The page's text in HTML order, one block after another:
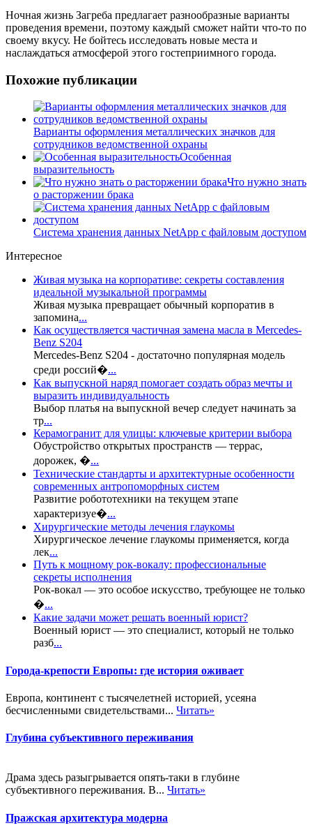
Ночная жизнь Загреба предлагает разнообразные варианты
проведения времени, поэтому каждый сможет найти что-то по
своему вкусу. Не бойтесь исследовать новые места и
наслаждаться атмосферой этого гостеприимного города.
Похожие публикации
Варианты оформления металлических значков для
сотрудников ведомственной охраны
Особенная
выразительность
Что нужно знать
о расторжении брака
Система хранения данных NetApp с файловым доступом
Интересное
Живая музыка на корпоративе: секреты составления
идеальной музыкальной программы
Живая музыка превращает обычный корпоратив в
запомина...
Как осуществляется частичная замена масла в Mercedes-
Benz S204
Mercedes-Benz S204 - достаточно популярная модель
среди россий�...
Как выпускной наряд помогает создать образ мечты и
выразить индивидуальность
Выбор платья на выпускной вечер следует начинать за
тр...
Керамогранит для улицы: ключевые критерии выбора
Обустройство открытых пространств — террас,
дорожек, �...
Технические стандарты и архитектурные особенности
современных антропоморфных систем
Развитие робототехники на текущем этапе
характеризуе�...
Хирургические методы лечения глаукомы
Хирургическое лечение глаукомы применяется, когда
лек...
Путь к мощному рок-вокалу: профессиональные
секреты исполнения
Рок-вокал — это особое искусство, требующее не только
�...
Какие задачи может решать военный юрист?
Военный юрист — это специалист, который не только
разб...
Города-крепости Европы: где история оживает
Европа, континент с тысячелетней историей, усеяна
бесчисленными свидетельствами... Читать»
Глубина субъективного переживания
Драма здесь разыгрывается опять-таки в глубине
субъективного переживания. В... Читать»
Пражская архитектура модерна